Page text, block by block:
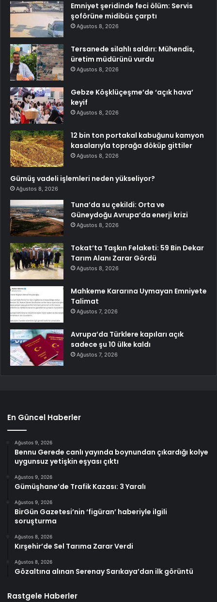
Emniyet şeridinde feci ölüm: Servis
şoförüne midibüs çarptı
Ağustos 8, 2026
Tersanede silahlı saldırı: Mühendis,
üretim müdürünü vurdu
Ağustos 8, 2026
Gebze Köşklüçeşme’de ‘açık hava’
keyif
Ağustos 8, 2026
12 bin ton portakal kabuğunu kamyon
kasalarıyla toprağa döküp gittiler
Ağustos 8, 2026
Gümüş vadeli işlemleri neden yükseliyor?
Ağustos 8, 2026
Tuna’da su çekildi: Orta ve
Güneydoğu Avrupa’da enerji krizi
Ağustos 8, 2026
Tokat’ta Taşkın Felaketi: 59 Bin Dekar
Tarım Alanı Zarar Gördü
Ağustos 8, 2026
Mahkeme Kararına Uymayan Emniyete
Talimat
Ağustos 7, 2026
Avrupa’da Türklere kapıları açık
sadece şu 10 ülke kaldı
Ağustos 7, 2026
En Güncel Haberler
Ağustos 9, 2026
Bennu Gerede canlı yayında boynundan çıkardığı kolye
uygunsuz yetişkin eşyası çıktı
Ağustos 9, 2026
Gümüşhane’de Trafik Kazası: 3 Yaralı
Ağustos 9, 2026
BirGün Gazetesi’nin ‘figüran’ haberiyle ilgili
soruşturma
Ağustos 8, 2026
Kırşehir’de Sel Tarıma Zarar Verdi
Ağustos 8, 2026
Gözaltına alınan Serenay Sarıkaya’dan ilk görüntü
Rastgele Haberler